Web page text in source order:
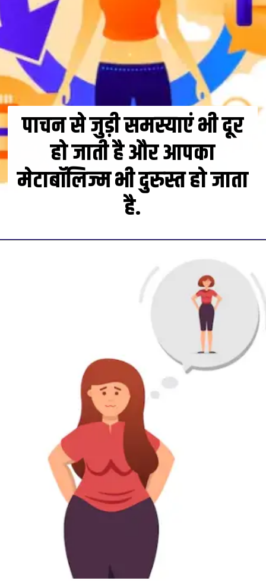
पाचन से जुड़ी समस्याएं भी दूर
हो जाती है और आपका
मेटाबॉलिज्म भी दुरुस्त हो जाता
है.